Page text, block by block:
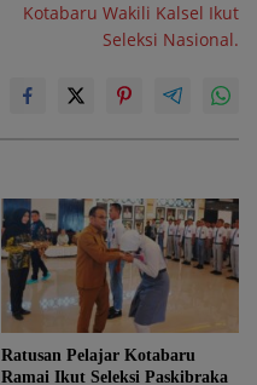
Kotabaru Wakili Kalsel Ikut
Seleksi Nasional.
Ratusan Pelajar Kotabaru
Ramai Ikut Seleksi Paskibraka